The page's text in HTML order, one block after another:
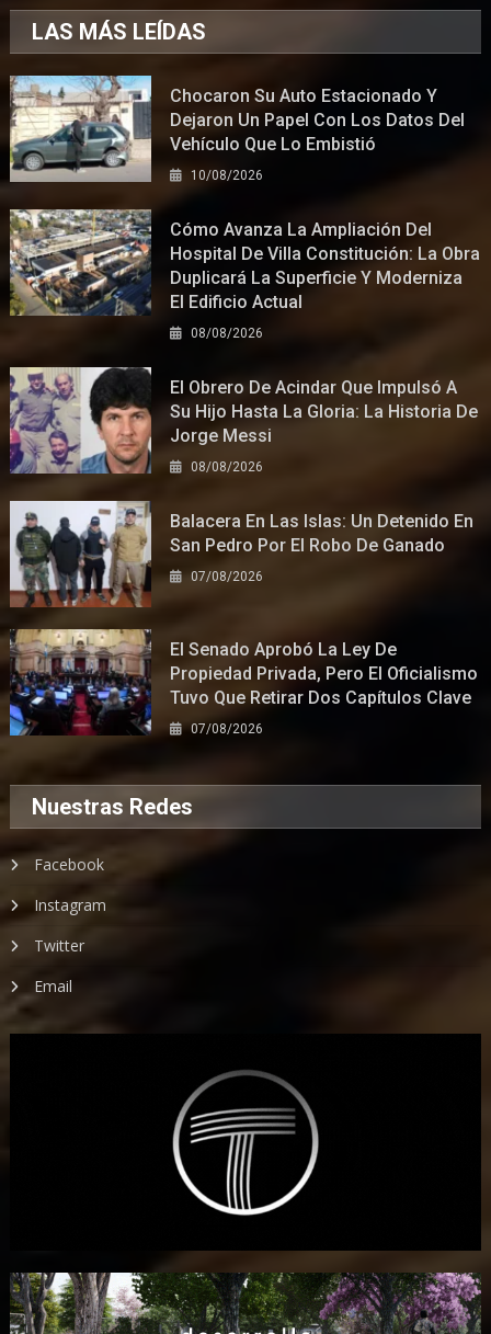
LAS MÁS LEÍDAS
Chocaron Su Auto Estacionado Y
Dejaron Un Papel Con Los Datos Del
Vehículo Que Lo Embistió
10/08/2026
Cómo Avanza La Ampliación Del
Hospital De Villa Constitución: La Obra
Duplicará La Superficie Y Moderniza
El Edificio Actual
08/08/2026
El Obrero De Acindar Que Impulsó A
Su Hijo Hasta La Gloria: La Historia De
Jorge Messi
08/08/2026
Balacera En Las Islas: Un Detenido En
San Pedro Por El Robo De Ganado
07/08/2026
El Senado Aprobó La Ley De
Propiedad Privada, Pero El Oficialismo
Tuvo Que Retirar Dos Capítulos Clave
07/08/2026
Nuestras Redes
Facebook
Instagram
Twitter
Email